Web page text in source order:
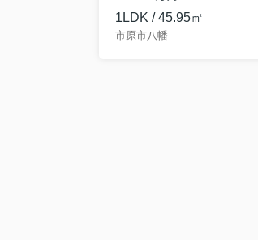
1LDK / 45.95㎡
市原市八幡